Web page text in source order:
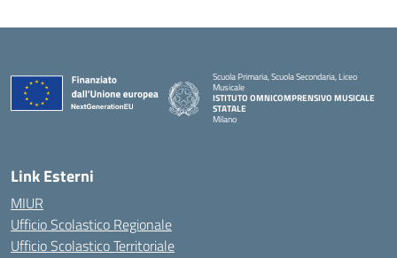
Scuola Primaria, Scuola Secondaria, Liceo
Musicale
ISTITUTO OMNICOMPRENSIVO MUSICALE
STATALE
Milano
Link Esterni
MIUR
Ufficio Scolastico Regionale
Ufficio Scolastico Territoriale